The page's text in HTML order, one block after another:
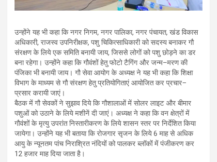
उन्होंने यह भी कहा कि नगर निगम, नगर पालिका, नगर पंचायत, खंड विकास
अधिकारी, राजस्व उपनिरीक्षक, पशु चिकित्साधिकारी को सदस्य बनाकर गौ
संरक्षण के लिये एक समिति बनायी जाय, जिससे लोगों को पशु छोड़ने का डर
बना रहेगा। उन्होंने कहा कि गौवंशों हेतु फोटो टैगिंग और जन्म–मरण की
पंजिका भी बनायी जाय। गौ सेवा आयोग के अध्यक्ष ने यह भी कहा कि शिक्षा
विभाग के माध्यम से गौ संरक्षण हेतु प्रतियोगिताएं आयोजित कर प्रचार–
प्रसार करायी जाएं।
बैठक में गौ सेवकों ने सुझाव दिये कि गौशालाओं में सोलर लाइट और बीमार
पशुओं को उठाने के लिये मशीनें दी जाएं। अध्यक्ष ने कहा कि वन क्षेत्रों में
गौवंशों के मृत्यु उपरांत निस्तारीकरण के लिये शासन स्तर पर निर्देशित किया
जायेगा। उन्होंने यह भी बताया कि रोजगार सृजन के लिये 6 माह से अधिक
आयु के न्यूनतम पांच निराश्रित नंदियों को पालकर ब्लॉकों में पंजीकरण कर
12 हजार माह दिया जाता है।